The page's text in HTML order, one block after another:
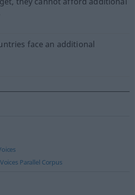
face an additional
Parallel Corpus